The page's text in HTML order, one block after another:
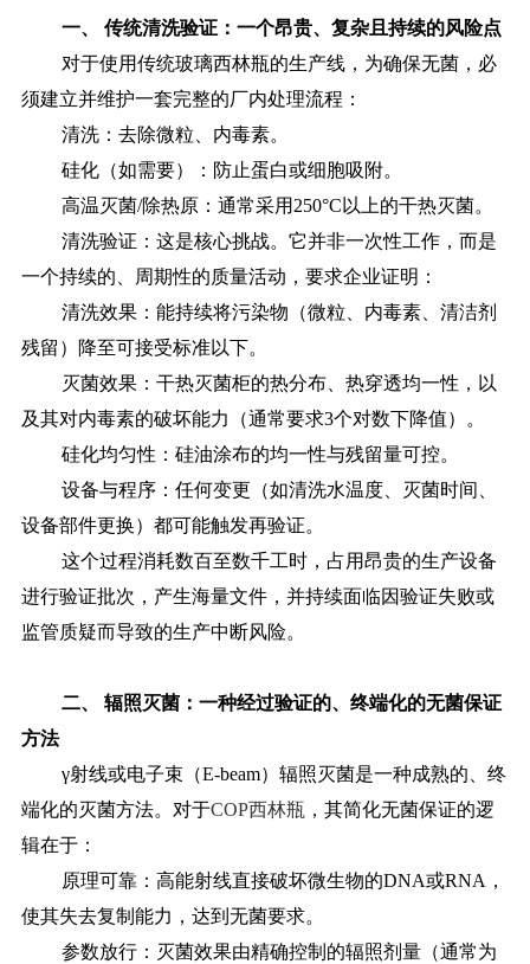
一、
传统清洗验证：一个昂贵、复杂且持续的风险点
对于使用传统玻璃西林瓶的生产线，为确保无菌，必
须建立并维护一套完整的厂内处理流程：
清洗：去除微粒、内毒素。
硅化（如需要）：防止蛋白或细胞吸附。
高温灭菌/除热原：通常采用250°C以上的干热灭菌。
清洗验证：这是核心挑战。它并非一次性工作，而是
一个持续的、周期性的质量活动，要求企业证明：
清洗效果：能持续将污染物（微粒、内毒素、清洁剂
残留）降至可接受标准以下。
灭菌效果：干热灭菌柜的热分布、热穿透均一性，以
及其对内毒素的破坏能力（通常要求3个对数下降值）。
硅化均匀性：硅油涂布的均一性与残留量可控。
设备与程序：任何变更（如清洗水温度、灭菌时间、
设备部件更换）都可能触发再验证。
这个过程消耗数百至数千工时，占用昂贵的生产设备
进行验证批次，产生海量文件，并持续面临因验证失败或
监管质疑而导致的生产中断风险。
二、
辐照灭菌：一种经过验证的、终端化的无菌保证
方法
γ射线或电子束（E-beam）辐照灭菌是一种成熟的、终
端化的灭菌方法。对于COP西林瓶 ，其简化无菌保证的逻
辑在于：
原理可靠：高能射线直接破坏微生物的DNA或RNA，
使其失去复制能力，达到无菌要求。
参数放行：灭菌效果由精确控制的辐照剂量（通常为